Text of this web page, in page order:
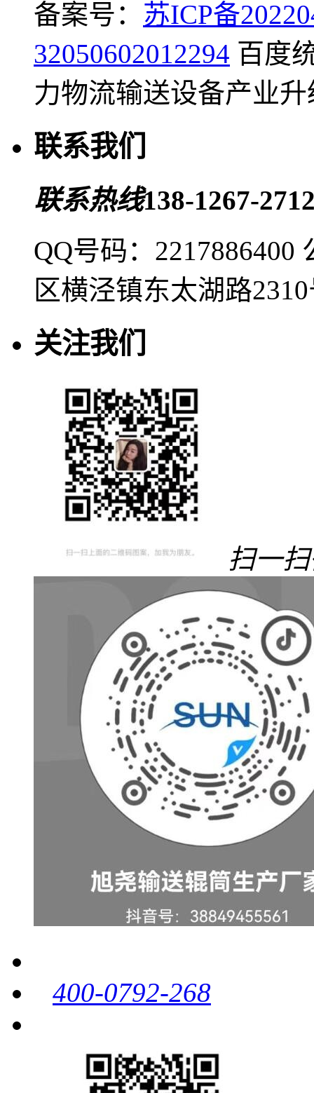
备案号： 苏ICP备
32050602012294 百度
力物流输送设备产业升
联系我们
联系热线138-1267-
QQ号码：2217886400
区横泾镇东太湖路
关注我们
扫一
400-0792-268